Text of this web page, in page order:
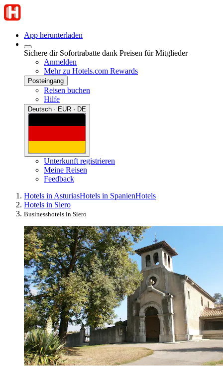
App herunterladen
Sichere dir Sofortrabatte dank Preisen für Mitglieder
Anmelden
Mehr zu Hotels.com Rewards
Posteingang
Reisen buchen
Hilfe
Deutsch · EUR · DE
Unterkunft registrieren
Meine Reisen
Feedback
Hotels in AsturiasHotels in SpanienHotels
Hotels in Siero
Businesshotels in Siero